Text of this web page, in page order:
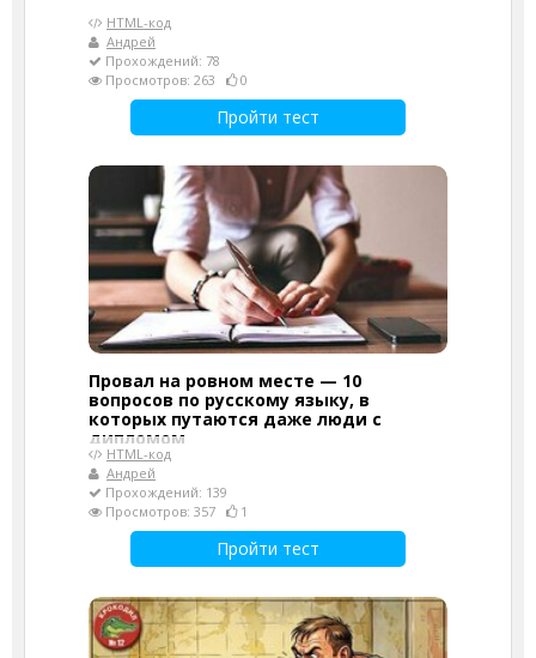
HTML-код
Андрей
Прохождений: 78
Просмотров: 263
0
Пройти тест
Провал на ровном месте — 10
вопросов по русскому языку, в
которых путаются даже люди с
дипломом
HTML-код
Андрей
Прохождений: 139
Просмотров: 357
1
Пройти тест